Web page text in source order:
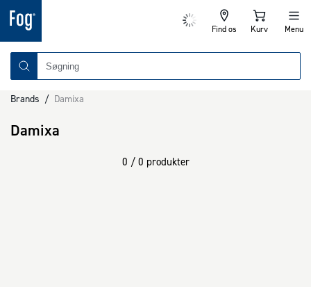
Find os Kurv Menu
Brands / Damixa
Damixa
0 / 0 produkter